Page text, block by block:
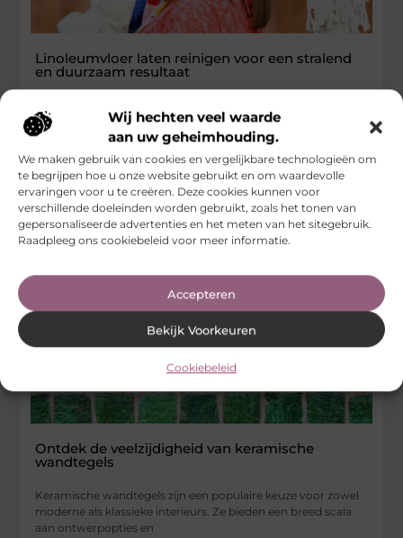
Wij hechten veel waarde
aan uw geheimhouding.
We maken gebruik van cookies en vergelijkbare technologieën om
te begrijpen hoe u onze website gebruikt en om waardevolle
ervaringen voor u te creëren. Deze cookies kunnen voor
verschillende doeleinden worden gebruikt, zoals het tonen van
gepersonaliseerde advertenties en het meten van het sitegebruik.
Raadpleeg ons cookiebeleid voor meer informatie.
Accepteren
Bekijk Voorkeuren
Cookiebeleid
Linoleumvloer laten reinigen voor een stralend
en duurzaam resultaat
onderhouden, maar na verloop van tijd kan vuil zich ophopen
en de
...
Woningen
Ontdek de veelzijdigheid van keramische
wandtegels
Keramische wandtegels zijn een populaire keuze voor zowel
moderne als klassieke interieurs. Ze bieden een breed scala
aan ontwerpopties en